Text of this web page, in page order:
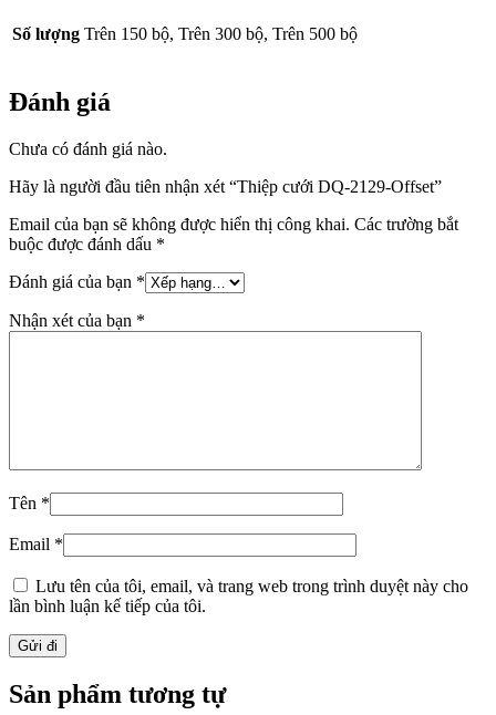
Số lượng Trên 150 bộ, Trên 300 bộ, Trên 500 bộ
Đánh giá
Chưa có đánh giá nào.
Hãy là người đầu tiên nhận xét “Thiệp cưới DQ-2129-Offset”
Email của bạn sẽ không được hiển thị công khai. Các trường bắt
buộc được đánh dấu *
Đánh giá của bạn *
Nhận xét của bạn *
Tên *
Email *
Lưu tên của tôi, email, và trang web trong trình duyệt này cho
lần bình luận kế tiếp của tôi.
Sản phẩm tương tự